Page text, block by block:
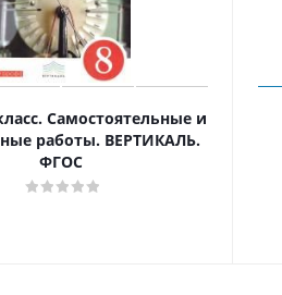
Самостоятельные и
работы. ВЕРТИКАЛЬ.
ФГОС